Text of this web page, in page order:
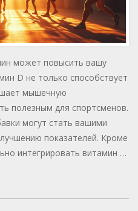
может повысить вашу
D не только способствует
мышечную
полезным для спортсменов.
могут стать вашими
показателей. Кроме
интегрировать витамин в
в своих спортивных